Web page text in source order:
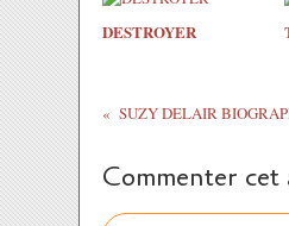
DESTROYER
SUZY DELAIR
Commenter